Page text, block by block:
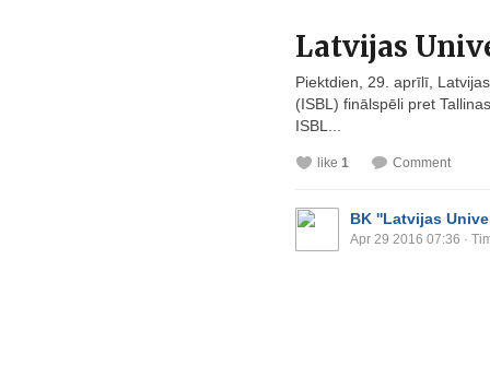
Latvijas
Piektdien, 29. aprīlī,
(ISBL) finālspēli pret
ISBL...
like 1 Comment
BK ''Latvijas
Apr 29 2016 07:36 ·